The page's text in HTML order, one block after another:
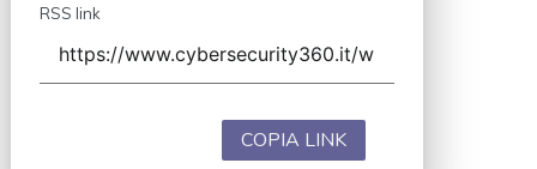
RSS link
COPIA LINK